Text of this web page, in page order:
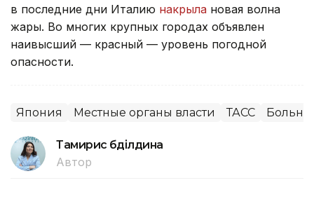
в последние дни Италию накрыла новая волна
жары. Во многих крупных городах объявлен
наивысший — красный — уровень погодной
опасности.
Япония Местные органы власти ТАСС
Тамирис Әбділдина
Автор